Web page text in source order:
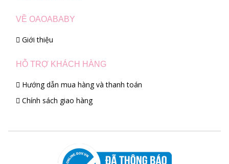
VỀ OAOABABY
Giới thiệu
HỖ TRỢ KHÁCH HÀNG
Hướng dẫn mua hàng và thanh toán
Chính sách giao hàng